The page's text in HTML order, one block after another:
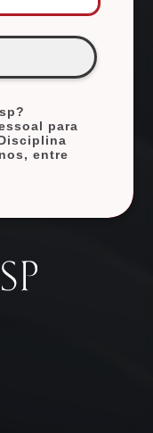
para
entre